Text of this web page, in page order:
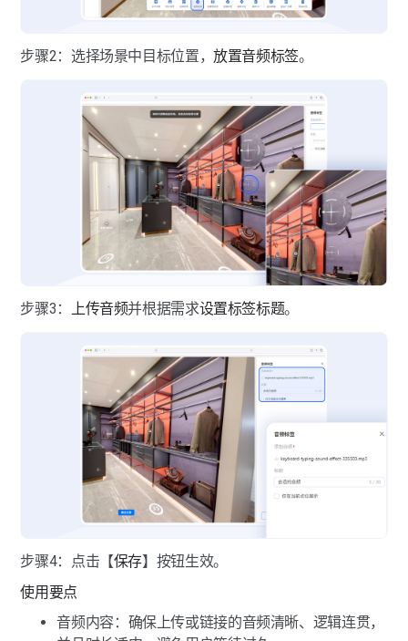
步骤2：选择场景中目标位置，放置音频标签。
步骤3： 上传音频并根据需求设置标签标题。
步骤4：点击【保存】按钮生效。
使用要点
音频内容：确保上传或链接的音频清晰、逻辑连贯，